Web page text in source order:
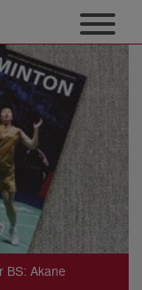
BS: Akane